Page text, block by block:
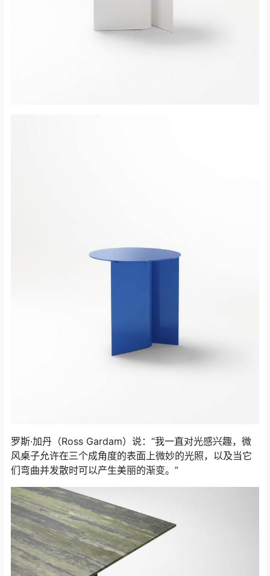
罗斯·加丹（Ross Gardam）说：“我一直对光感兴趣，微
风桌子允许在三个成角度的表面上微妙的光照，以及当它
们弯曲并发散时可以产生美丽的渐变。”